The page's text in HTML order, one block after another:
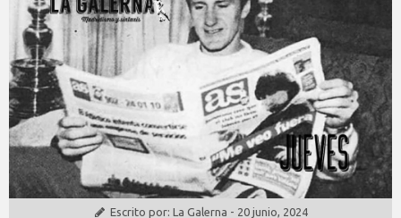
Escrito por: La Galerna - 20 junio, 2024